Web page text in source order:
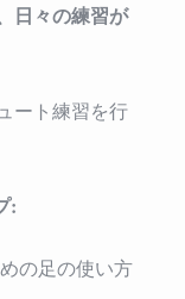
日々の練習が
ート練習を行
:
の足の使い方